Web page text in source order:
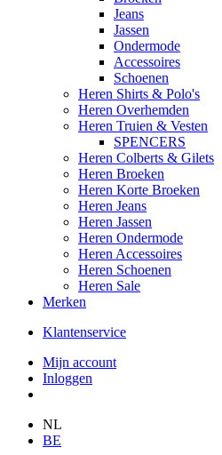
Jeans
Jassen
Ondermode
Accessoires
Schoenen
Heren Shirts & Polo's
Heren Overhemden
Heren Truien & Vesten
SPENCERS
Heren Colberts & Gilets
Heren Broeken
Heren Korte Broeken
Heren Jeans
Heren Jassen
Heren Ondermode
Heren Accessoires
Heren Schoenen
Heren Sale
Merken
Klantenservice
Mijn account
Inloggen
NL
BE